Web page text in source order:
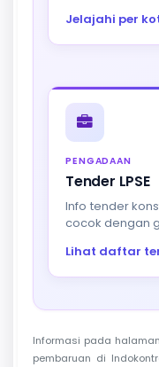
Jelajahi per
PENGADAAN
Tender LPSE
Info tender
cocok dengan
Lihat daftar
Informasi pada
pembaruan di